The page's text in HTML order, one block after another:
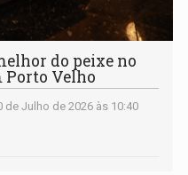
do peixe no
Porto Velho
de Julho de 2026 às 10:40